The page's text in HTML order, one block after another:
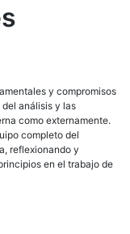
y compromisos
análisis y las
como externamente.
completo del
reflexionando y
en el trabajo de